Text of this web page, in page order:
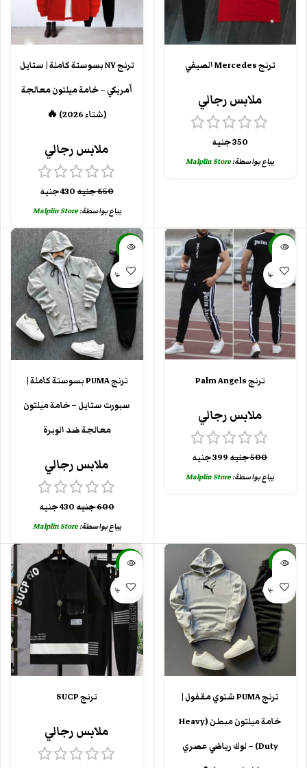
ترنج Mercedes الصيفي
ملابس رجالي
350جنيه
يباع بواسطة:Malplin Store
ترنج NY بسوستة كاملة | ستايل
أمريكي – خامة ميلتون معالجة
(شتاء 2026) 🔥
ملابس رجالي
650جنيه430جنيه
يباع بواسطة:Malplin Store
-20%
بيعت كلها
ترنج Palm Angels
ملابس رجالي
500جنيه 399جنيه
يباع بواسطة:Malplin Store
-28%
بيعت كلها
ترنج PUMA بسوستة كاملة |
سبورت ستايل – خامة ميلتون
معالجة ضد الوبرة
ملابس رجالي
600جنيه430جنيه
يباع بواسطة:Malplin Store
-30%
بيعت كلها
ترنج PUMA شتوي مقفول |
خامة ميلتون مبطن (Heavy
Duty) – لوك رياضي عصري
-20%
بيعت كلها
ترنج SUCP
ملابس رجالي